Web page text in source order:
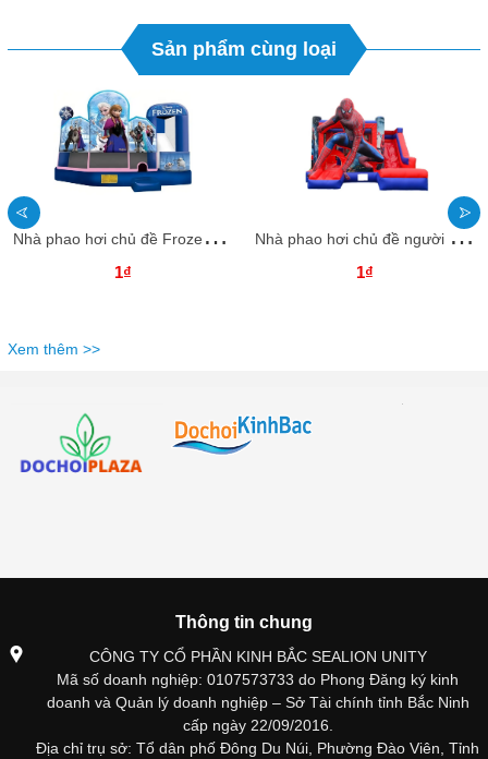
Sản phẩm cùng loại
N
hà phao hơi chủ đề Frozen NHNPKB35 Dochoikinhbac Trò chơi vận động siêu hấp dẫn
1₫
N
hà phao hơi chủ đề người nhện NHNPKB34 Dochoikinhbac Trò chơi vận động siêu hấp dẫn
1₫
Xem thêm >>
Thông tin chung
CÔNG TY CỔ PHẦN KINH BẮC SEALION UNITY
Mã số doanh nghiệp: 0107573733 do Phong Đăng ký kinh
doanh và Quản lý doanh nghiệp – Sở Tài chính tỉnh Bắc Ninh
cấp ngày 22/09/2016.
Địa chỉ trụ sở: Tổ dân phố Đông Du Núi, Phường Đào Viên, Tỉnh